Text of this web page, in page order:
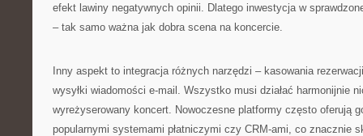
efekt lawiny negatywnych opinii. Dlatego inwestycja w
– tak samo ważna jak dobra scena na koncercie.
Inny aspekt to integracja różnych narzędzi – kasowania
wysyłki wiadomości e-mail. Wszystko musi działać harmonijnie
wyreżyserowany koncert. Nowoczesne platformy często oferują
popularnymi systemami płatniczymi czy CRM-ami, co znacznie